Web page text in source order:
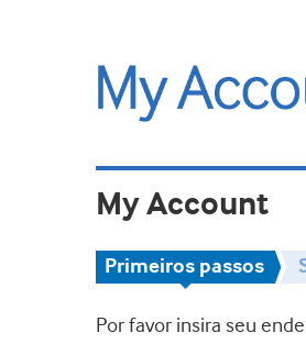
My Account
Primeiros passos
Por favor insira seu